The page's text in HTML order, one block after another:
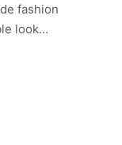
fashion
look…